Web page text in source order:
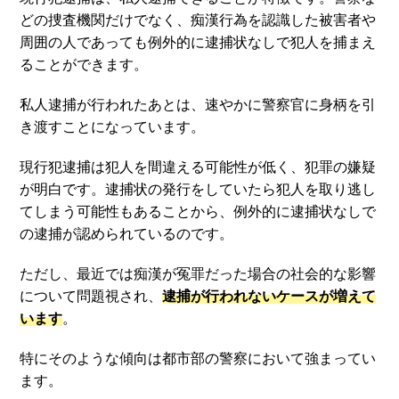
どの捜査機関だけでなく、痴漢行為を認識した被害者や
周囲の人であっても例外的に逮捕状なしで犯人を捕まえ
ることができます。
私人逮捕が行われたあとは、速やかに警察官に身柄を引
き渡すことになっています。
現行犯逮捕は犯人を間違える可能性が低く、犯罪の嫌疑
が明白です。逮捕状の発行をしていたら犯人を取り逃し
てしまう可能性もあることから、例外的に逮捕状なしで
の逮捕が認められているのです。
ただし、最近では痴漢が冤罪だった場合の社会的な影響
について問題視され、逮捕が行われないケースが増えて
います。
特にそのような傾向は都市部の警察において強まってい
ます。